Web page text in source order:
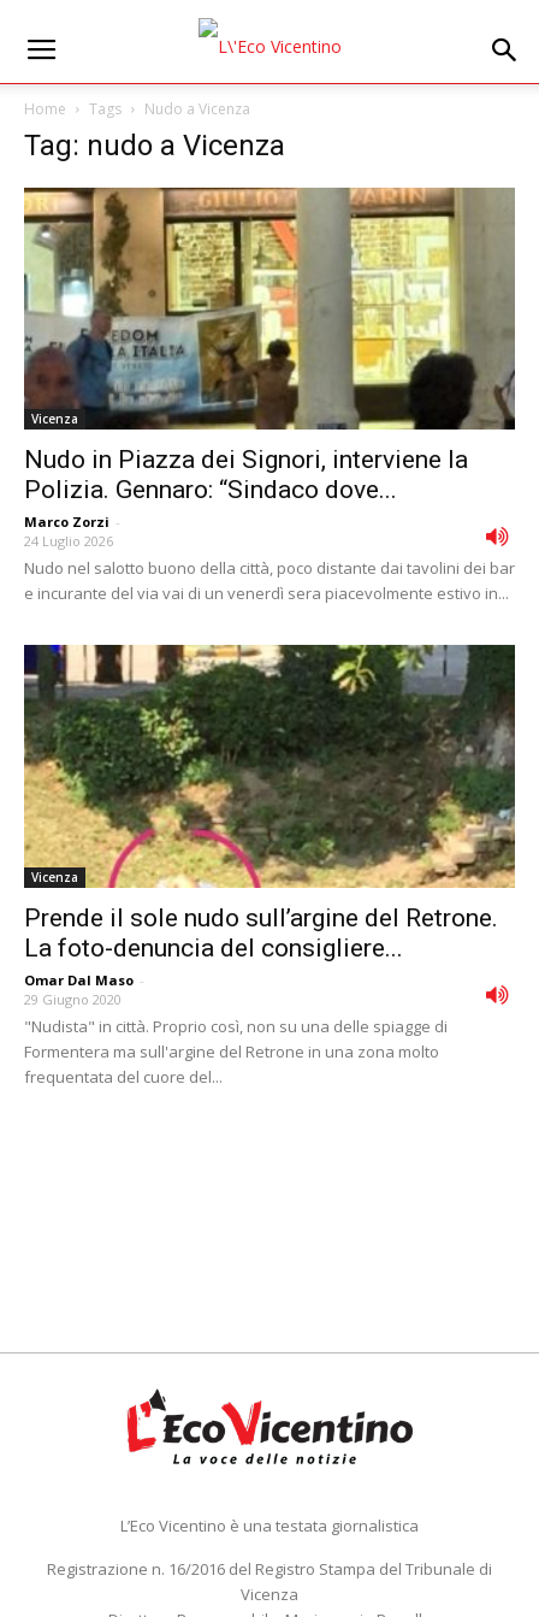
Home Tags Nudo a Vicenza
Tag: nudo a Vicenza
Vicenza
Nudo in Piazza dei Signori, interviene la
Polizia. Gennaro: “Sindaco dove...
Marco Zorzi -
24 Luglio 2026
Nudo nel salotto buono della città, poco distante dai tavolini dei bar
e incurante del via vai di un venerdì sera piacevolmente estivo in...
Vicenza
Prende il sole nudo sull’argine del Retrone.
La foto-denuncia del consigliere...
Omar Dal Maso -
29 Giugno 2020
"Nudista" in città. Proprio così, non su una delle spiagge di
Formentera ma sull'argine del Retrone in una zona molto
frequentata del cuore del...
L’Eco Vicentino è una testata giornalistica
Registrazione n. 16/2016 del Registro Stampa del Tribunale di
Vicenza